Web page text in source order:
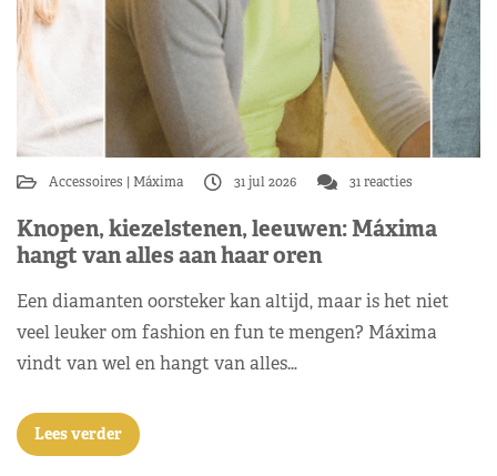
Accessoires Máxima 31 jul 2026 31 reacties
Knopen, kiezelstenen, leeuwen: Máxima
hangt van alles aan haar oren
Een diamanten oorsteker kan altijd, maar is het niet
veel leuker om fashion en fun te mengen? Máxima
vindt van wel en hangt van alles…
Lees verder